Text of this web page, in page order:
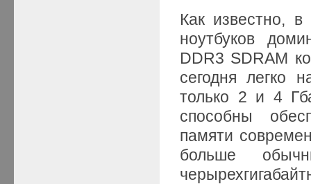
Как известно,
ноутбуков
DDR3 SDRAM
сегодня легко
только 2 и 4
способны
памяти
больше